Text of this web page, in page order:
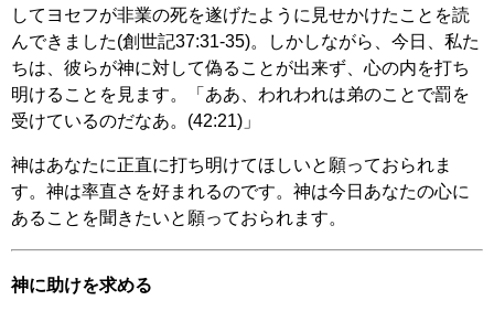
してヨセフが非業の死を遂げたように見せかけたことを読
んできました(創世記37:31-35)。しかしながら、今日、私た
ちは、彼らが神に対して偽ることが出来ず、心の内を打ち
明けることを見ます。「ああ、われわれは弟のことで罰を
受けているのだなあ。(42:21)」
神はあなたに正直に打ち明けてほしいと願っておられま
す。神は率直さを好まれるのです。神は今日あなたの心に
あることを聞きたいと願っておられます。
神に助けを求める